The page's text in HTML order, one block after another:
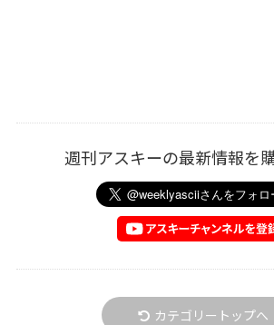
週刊アスキーの最新情報を
カテゴリートップへ